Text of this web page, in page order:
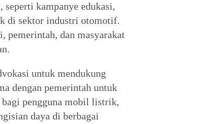
seperti kampanye edukasi,
di sektor industri otomotif.
pemerintah, dan masyarakat
untuk mendukung
dengan pemerintah untuk
bagi pengguna mobil listrik,
daya di berbagai